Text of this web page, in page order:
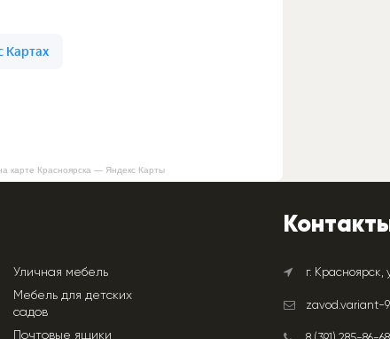
карте Красноярска — Яндекс Карты
Уличная мебель
Мебель для детских
садов
Почтовые ящики
г. Красноярск,
zavod.variant-